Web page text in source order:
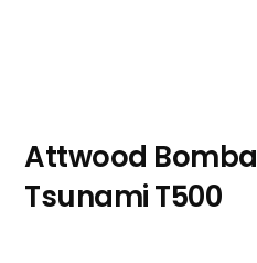
Attwood Bomba
Tsunami T500